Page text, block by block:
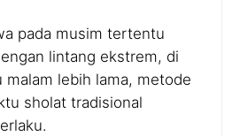
pada musim tertentu
lintang ekstrem, di
malam lebih lama, metode
sholat tradisional